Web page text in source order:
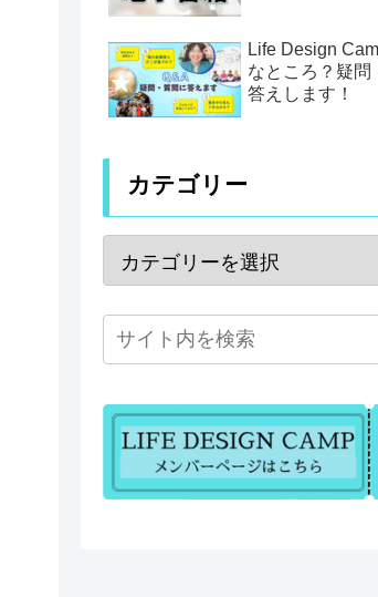
Life Design
なところ？疑問
答えします！
カテゴリー